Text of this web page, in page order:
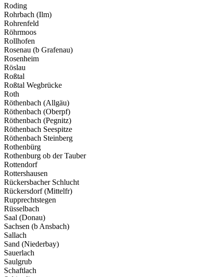
Roding
Rohrbach (Ilm)
Rohrenfeld
Röhrmoos
Rollhofen
Rosenau (b Grafenau)
Rosenheim
Röslau
Roßtal
Roßtal Wegbrücke
Roth
Röthenbach (Allgäu)
Röthenbach (Oberpf)
Röthenbach (Pegnitz)
Röthenbach Seespitze
Röthenbach Steinberg
Rothenbürg
Rothenburg ob der Tauber
Rottendorf
Rottershausen
Rückersbacher Schlucht
Rückersdorf (Mittelfr)
Rupprechtstegen
Rüsselbach
Saal (Donau)
Sachsen (b Ansbach)
Sallach
Sand (Niederbay)
Sauerlach
Saulgrub
Schaftlach